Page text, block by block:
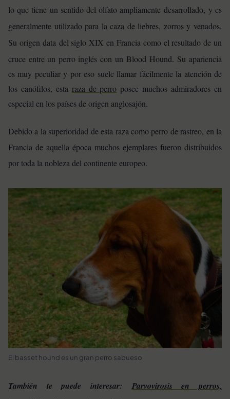
lo que tiene un sentido del olfato ampliamente desarrollado, y es
generalmente utilizado para la caza de liebres, zorros y venados.
Su origen data del siglo XIX en Francia como el resultado de un
cruce entre un perro inglés con un Blood Hound. Su apariencia
es muy peculiar y por eso suele llamar fácilmente la atención de
los canófilos, esta raza de perro posee muchos admiradores en
especial en los países de origen anglosajón.
Debido a la superioridad de esta raza como perro de rastreo, en la
Francia de aquella época muchos ejemplares fueron distribuidos
por toda la nobleza del continente europeo.
El basset hound es un gran perro sabueso
También te puede interesar: Parvovirosis en perros,